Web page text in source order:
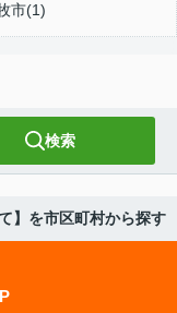
市(1)
検索
て】を市区町村から探す